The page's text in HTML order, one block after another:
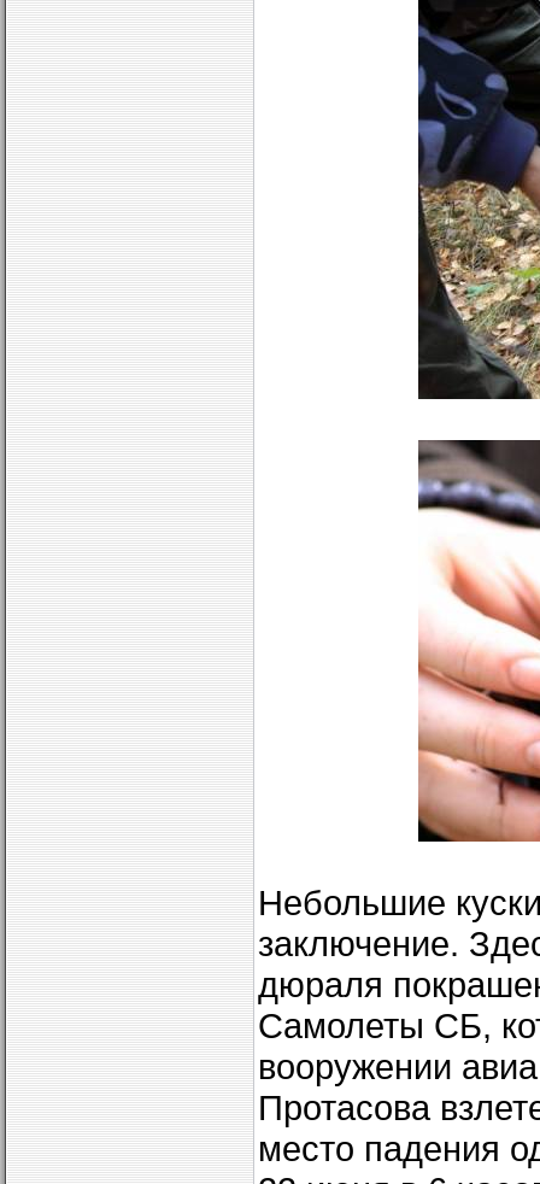
Небольшие
заключение.
дюраля
Самолеты СБ,
вооружении
Протасова
место падения